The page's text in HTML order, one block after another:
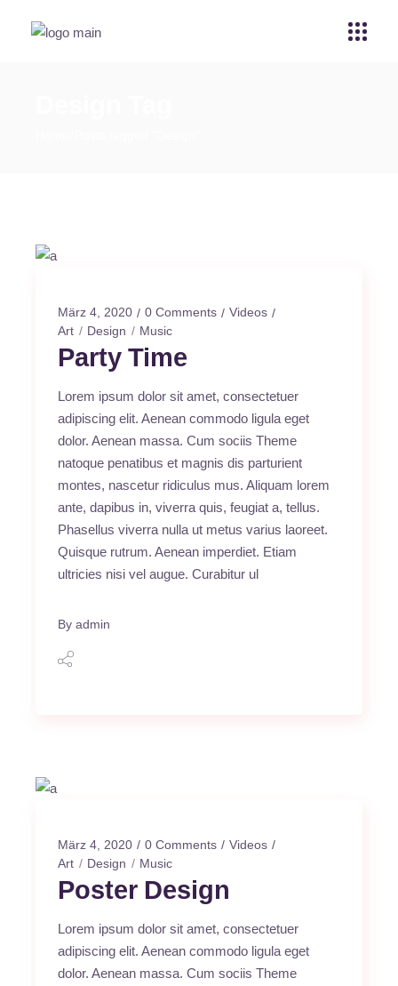
März 4, 2020 0 Comments
Videos
Art
Design Music
Party Time
Lorem ipsum dolor sit amet, consectetuer
adipiscing elit. Aenean commodo ligula eget
dolor. Aenean massa. Cum sociis Theme
natoque penatibus et magnis dis parturient
montes, nascetur ridiculus mus. Aliquam lorem
ante, dapibus in, viverra quis, feugiat a, tellus.
Phasellus viverra nulla ut metus varius laoreet.
Quisque rutrum. Aenean imperdiet. Etiam
ultricies nisi vel augue. Curabitur ul
By admin
März 4, 2020 0 Comments
Videos
Art
Design Music
Poster Design
Lorem ipsum dolor sit amet, consectetuer
adipiscing elit. Aenean commodo ligula eget
dolor. Aenean massa. Cum sociis Theme